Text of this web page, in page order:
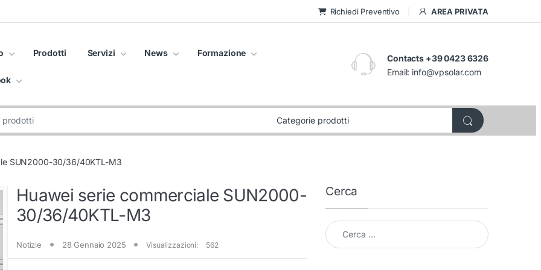
Richiedi Preventivo AREA PRIVATA
Prodotti Servizi News Formazione
Contacts +39 0423 6326
Email: info@vpsolar.com
SUN2000-30/36/40KTL-M3
Huawei serie commerciale SUN2000-
30/36/40KTL-M3
Notizie 28 Gennaio 2025 Visualizzazioni: 562
Cerca
Cerca per: